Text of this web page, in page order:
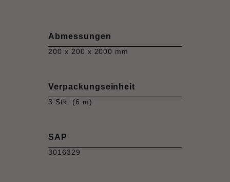
Abmessungen
200 x 200 x 2000 mm
Verpackungseinheit
3 Stk. (6 m)
SAP
3016329